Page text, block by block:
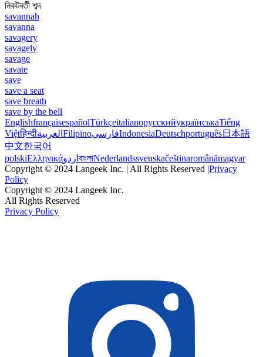
নিকটবর্তী শব্দ
savannah
savanna
savagery
savagely
savage
savate
save
save a seat
save breath
save by the bell
EnglishfrançaisespañolTürkçeitalianoрусскийукраїнськаTiếng
Việtहिन्दीالعربية FilipinoفارسیIndonesiaDeutschportuguês日本語
中文한국어
polskiΕλληνικάاردو বাংলাNederlandssvenskačeštinaromânămagyar
Copyright © 2024 Langeek Inc. | All Rights Reserved |Privacy
Policy
Copyright © 2024 Langeek Inc.
All Rights Reserved
Privacy Policy